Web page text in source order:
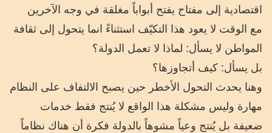
اقتصادية إلى مفتاح يفتح أبواباً مغلقة في وجه الآخرين
مع الوقت لا يعود هذا التكيّف استثناءً انما يتحول إلى ثقافة
المواطن لا يسأل: لماذا لا تعمل الدولة؟
بل يسأل: كيف أتجاوزها؟
وهنا يحدث التحول الأخطر حين يصبح الالتفاف على النظام
مهارة وليس مشكلة هذا الواقع لا يُنتج فقط خدمات
ضعيفة بل يُنتج وعياً مشوهاً بالدولة فكرة أن هناك نظاماً